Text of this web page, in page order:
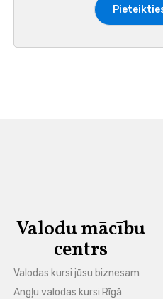
Valodu mācību
centrs
Valodas kursi jūsu biznesam
Angļu valodas kursi Rīgā